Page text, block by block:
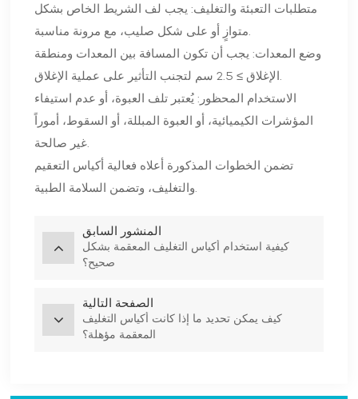
متطلبات التعبئة والتغليف: يجب لف الشريط الخاص بشكل
متوازٍ أو على شكل صليب، مع مرونة مناسبة.
وضع المعدات: يجب أن تكون المسافة بين المعدات ومنطقة
الإغلاق ≥ 2.5 سم لتجنب التأثير على عملية الإغلاق.
الاستخدام المحظور: يُعتبر تلف العبوة، أو عدم استيفاء
المؤشرات الكيميائية، أو العبوة المبللة، أو السقوط، أموراً
غير صالحة.
تضمن الخطوات المذكورة أعلاه فعالية أكياس التعقيم
والتغليف، وتضمن السلامة الطبية.
المنشور السابق
كيفية استخدام أكياس التغليف المعقمة بشكل
صحيح؟
الصفحة التالية
كيف يمكن تحديد ما إذا كانت أكياس التغليف
المعقمة مؤهلة؟